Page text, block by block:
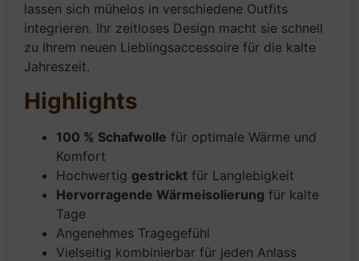
lassen sich mühelos in verschiedene Outfits
integrieren. Ihr zeitloses Design macht sie schnell
zu Ihrem neuen Lieblingsaccessoire für die kalte
Jahreszeit.
Highlights
100 % Schafwolle für optimale Wärme und
Komfort
Hochwertig gestrickt für Langlebigkeit
Hervorragende Wärmeisolierung für kalte
Tage
Angenehmes Tragegefühl
Vielseitig kombinierbar für jeden Anlass